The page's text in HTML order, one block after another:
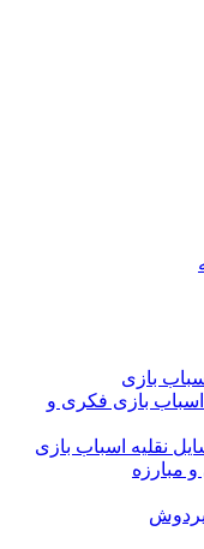
بازی
اسباب بازی فکری و
نقلیه اسباب بازی
مبارزه